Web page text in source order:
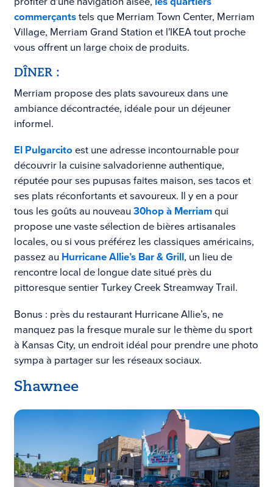
commerçantstels que Merriam Town Center, Merriam
Village, Merriam Grand Station et l'IKEA tout proche
vous offrent un large choix de produits.
DÎNER :
Merriam propose des plats savoureux dans une
ambiance décontractée, idéale pour un déjeuner
informel.
El Pulgarcito est une adresse incontournable pour
découvrir la cuisine salvadorienne authentique,
réputée pour ses pupusas faites maison, ses tacos et
ses plats réconfortants et savoureux. Il y en a pour
tous les goûts au nouveau 30hop à Merriamqui
propose unevaste sélection de bières artisanales
locales, ou si vous préférez les classiques américains,
passez au Hurricane Allie’s Bar & Grill, un lieu de
rencontre local de longue date situé près du
pittoresque sentier Turkey Creek Streamway Trail.
Bonus : près du restaurant Hurricane Allie’s, ne
manquez pas la fresque murale sur le thème du sport
à Kansas City, un endroit idéal pour prendre une photo
sympa à partager sur les réseaux sociaux.
Shawnee